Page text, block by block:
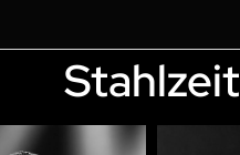
Stahlzeit